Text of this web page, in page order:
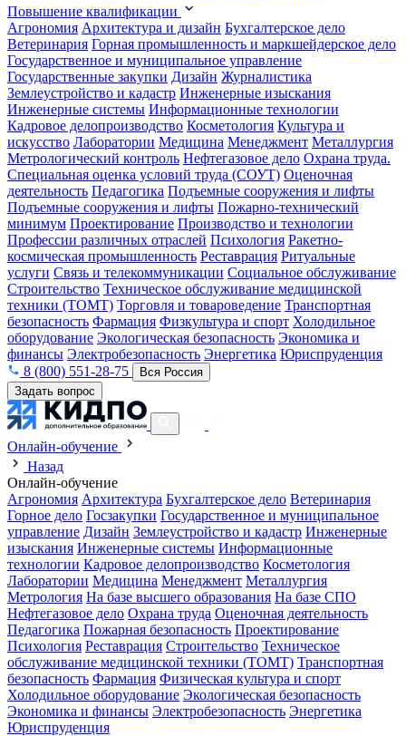
Повышение квалификации
Агрономия Архитектура и дизайн Бухгалтерское дело
Ветеринария Горная промышленность и маркшейдерское дело
Государственное и муниципальное управление
Государственные закупки Дизайн Журналистика
Землеустройство и кадастр Инженерные изыскания
Инженерные системы Информационные технологии
Кадровое делопроизводство Косметология Культура и
искусство Лаборатории Медицина Менеджмент Металлургия
Метрологический контроль Нефтегазовое дело Охрана труда.
Специальная оценка условий труда (СОУТ) Оценочная
деятельность Педагогика Подъемные сооружения и лифты
Подъемные сооружения и лифты Пожарно-технический
минимум Проектирование Производство и технологии
Профессии различных отраслей Психология Ракетно-
космическая промышленность Реставрация Ритуальные
услуги Связь и телекоммуникации Социальное обслуживание
Строительство Техническое обслуживание медицинской
техники (ТОМТ) Торговля и товароведение Транспортная
безопасность Фармация Физкультура и спорт Холодильное
оборудование Экологическая безопасность Экономика и
финансы Электробезопасность Энергетика Юриспруденция
8 (800) 551-28-75
Вся Россия
Задать вопрос
Онлайн-обучение
Назад
Онлайн-обучение
Агрономия Архитектура Бухгалтерское дело Ветеринария
Горное дело Госзакупки Государственное и муниципальное
управление Дизайн Землеустройство и кадастр Инженерные
изыскания Инженерные системы Информационные
технологии Кадровое делопроизводство Косметология
Лаборатории Медицина Менеджмент Металлургия
Метрология На базе высшего образования На базе СПО
Нефтегазовое дело Охрана труда Оценочная деятельность
Педагогика Пожарная безопасность Проектирование
Психология Реставрация Строительство Техническое
обслуживание медицинской техники (ТОМТ) Транспортная
безопасность Фармация Физическая культура и спорт
Холодильное оборудование Экологическая безопасность
Экономика и финансы Электробезопасность Энергетика
Юриспруденция